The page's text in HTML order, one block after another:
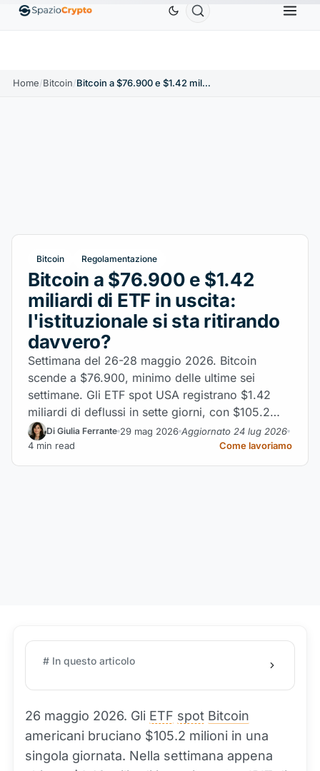
EthereumETH1.880,58 USD TetherUSDT ↑0.00%
Home/Bitcoin/ Bitcoin a $76.900 e $1.42 miliardi di ETF in uscita: l'istituzionale si sta ritirando davvero?
Bitcoin Regolamentazione
Bitcoin a $76.900 e $1.42
miliardi di ETF in uscita:
l'istituzionale si sta ritirando
davvero?
Settimana del 26-28 maggio 2026. Bitcoin
scende a $76.900, minimo delle ultime sei
settimane. Gli ETF spot USA registrano $1.42
miliardi di deflussi in sette giorni, con $105.2
milioni in uscita nell'ultima giornata. Gli attacchi
USA sullo Stretto di Hormuz spazzano $897
milioni in posizioni long.
Di Giulia Ferrante 29 mag 2026 Aggiornato 24 lug 2026
4 min read
Come lavoriamo
# In questo articolo
26 maggio 2026. Gli ETF spot Bitcoin
americani bruciano $105.2 milioni in una
singola giornata. Nella settimana appena